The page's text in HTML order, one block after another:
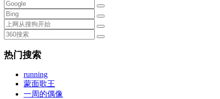
热门搜索
running
蒙面歌王
一周的偶像